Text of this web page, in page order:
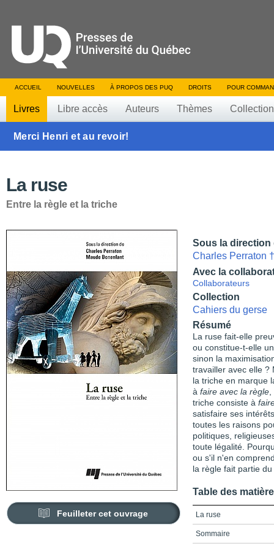
ACCUEIL NOUVELLES À PROPOS DES PUQ DROITS POUR
Livres Libre accès Auteurs Thèmes
Merci Henri et au revoir!
La ruse
Entre la règle et la triche
Feuilleter cet ouvrage
Sous la direction
Charles Perraton †
Avec la
Collaborateurs
Collection
Cahiers du gerse
Résumé
La ruse fait-elle
ou constitue-t-elle
sinon la
travailler avec elle ?
la triche en marque
à faire avec la règle,
triche consiste à
satisfaire ses
toutes les raisons
politiques,
toute légalité.
ou s'il n'en
la règle fait partie
Table des
La ruse
Sommaire